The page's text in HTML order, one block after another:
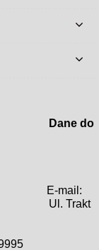
do
999
Ul. Trakt